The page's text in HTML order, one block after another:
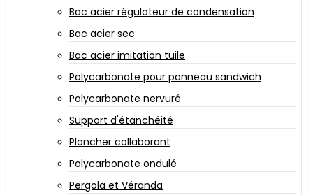
Bac acier régulateur de condensation
Bac acier sec
Bac acier imitation tuile
Polycarbonate pour panneau sandwich
Polycarbonate nervuré
Support d'étanchéité
Plancher collaborant
Polycarbonate ondulé
Pergola et Véranda